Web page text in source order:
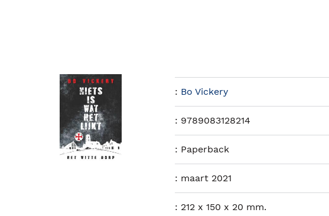
: Bo Vickery
: 9789083128214
: Paperback
: maart 2021
: 212 x 150 x 20 mm.